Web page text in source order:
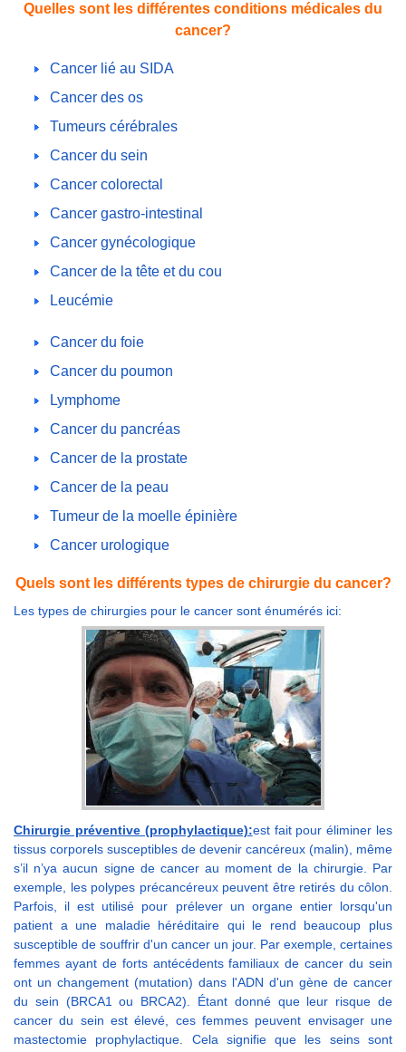
Quelles sont les différentes conditions médicales du
cancer?
Cancer lié au SIDA
Cancer des os
Tumeurs cérébrales
Cancer du sein
Cancer colorectal
Cancer gastro-intestinal
Cancer gynécologique
Cancer de la tête et du cou
Leucémie
Cancer du foie
Cancer du poumon
Lymphome
Cancer du pancréas
Cancer de la prostate
Cancer de la peau
Tumeur de la moelle épinière
Cancer urologique
Quels sont les différents types de chirurgie du cancer?
Les types de chirurgies pour le cancer sont énumérés ici:
Chirurgie préventive (prophylactique):est fait pour éliminer les
tissus corporels susceptibles de devenir cancéreux (malin), même
s’il n’ya aucun signe de cancer au moment de la chirurgie. Par
exemple, les polypes précancéreux peuvent être retirés du côlon.
Parfois, il est utilisé pour prélever un organe entier lorsqu'un
patient a une maladie héréditaire qui le rend beaucoup plus
susceptible de souffrir d'un cancer un jour. Par exemple, certaines
femmes ayant de forts antécédents familiaux de cancer du sein
ont un changement (mutation) dans l'ADN d'un gène de cancer
du sein (BRCA1 ou BRCA2). Étant donné que leur risque de
cancer du sein est élevé, ces femmes peuvent envisager une
mastectomie prophylactique. Cela signifie que les seins sont